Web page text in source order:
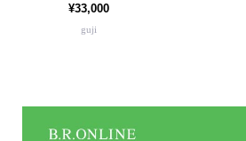
¥33,000
guji